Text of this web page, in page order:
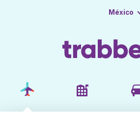
México